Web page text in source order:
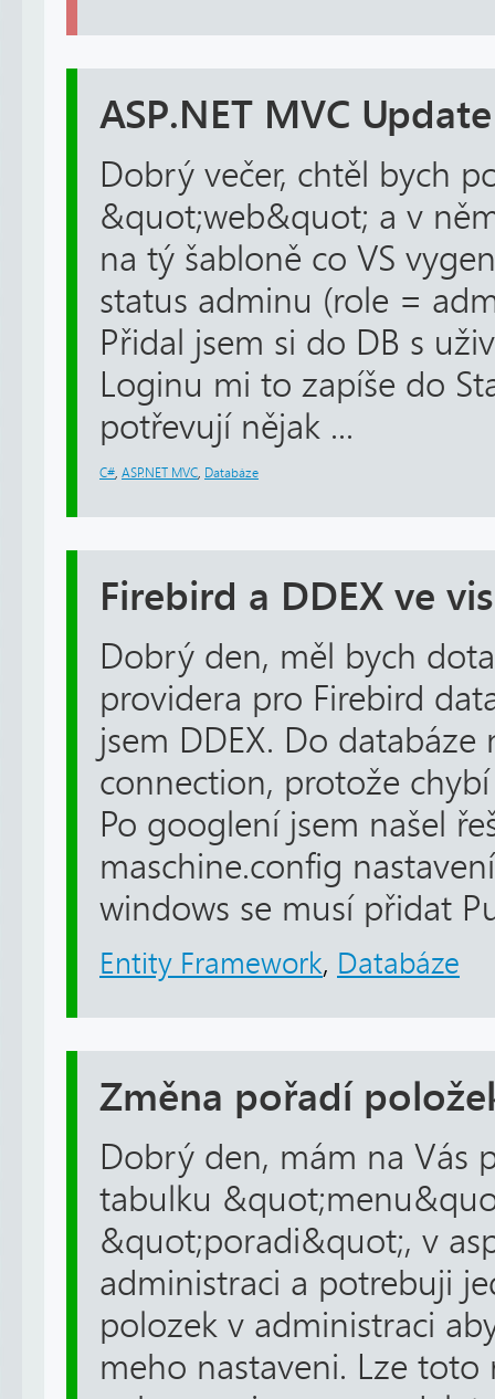
ASP.NET MVC
Dobrý večer, chtěl bych
&quot;web&quot; a v
na tý šabloně co VS
status adminu (role =
Přidal jsem si do DB s
Loginu mi to zapíše do
potřevují nějak ...
C# ASP.NET MVC Databáze
Firebird a DDEX ve
Dobrý den, měl bych
providera pro Firebird
jsem DDEX. Do
connection, protože
Po googlení jsem našel
maschine.config
windows se musí přidat
Entity Framework, Databáze
Změna pořadí
Dobrý den, mám na Vás
tabulku
&quot;poradi&quot;, v
administraci a potrebuji
polozek v administraci
meho nastaveni. Lze toto